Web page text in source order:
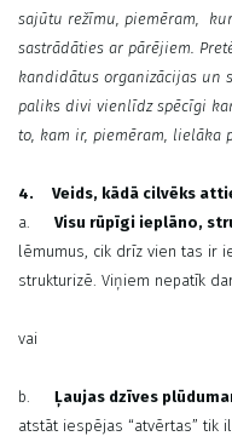
sajūtu režīmu, piemēram,
sastrādāties ar pārējiem.
kandidātus organizācijas un
paliks divi vienlīdz spēcīgi
to, kam ir, piemēram, lielāka
4.
Veids, kādā cilvēks
a.
Visu rūpīgi ieplāno,
lēmumus, cik drīz vien tas ir
strukturizē. Viņiem nepatīk
vai
b. Ļaujas dzīves
atstāt iespējas “atvērtas” tik